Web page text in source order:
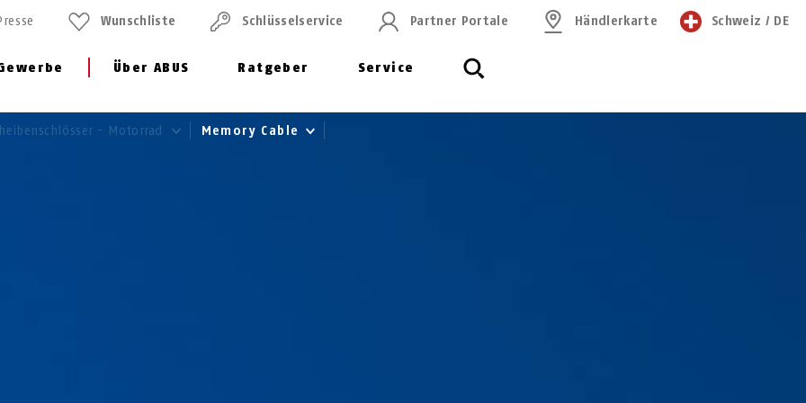
Über ABUS Ratgeber Service
Wunschliste Schlüssel­service Partner Portale Händlerkarte Schweiz / DE
- Motorrad Memory Cable